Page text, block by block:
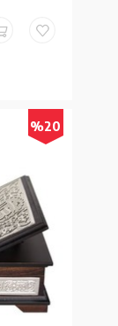
%20